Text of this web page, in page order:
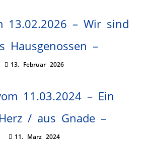
13.02.2026 – Wir sind
Hausgenossen –
13. Februar 2026
11.03.2024 – Ein
/ aus Gnade –
11. März 2024